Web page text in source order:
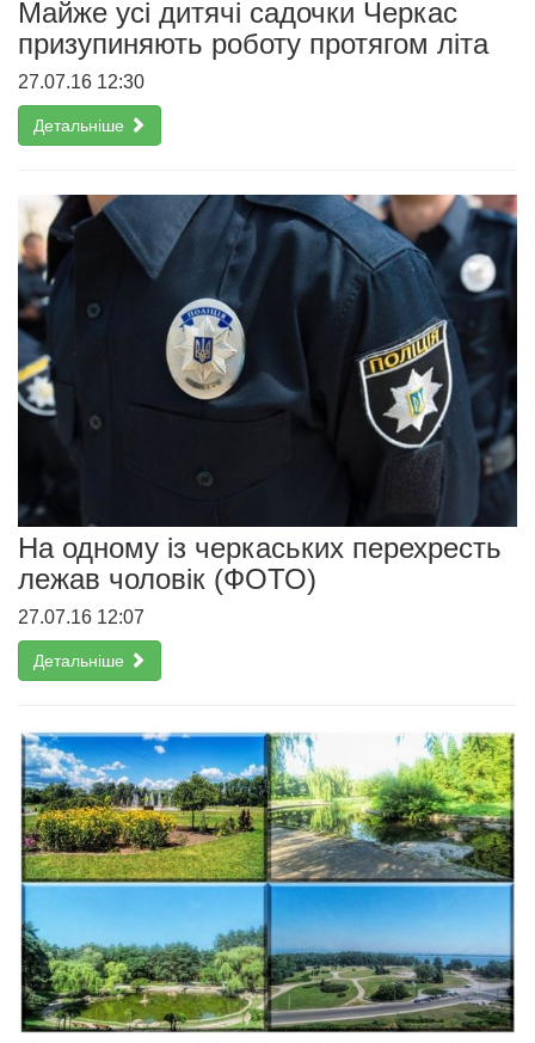
Майже усі дитячі садочки Черкас
призупиняють роботу протягом літа
27.07.16 12:30
Детальніше
На одному із черкаських перехресть
лежав чоловік (ФОТО)
27.07.16 12:07
Детальніше